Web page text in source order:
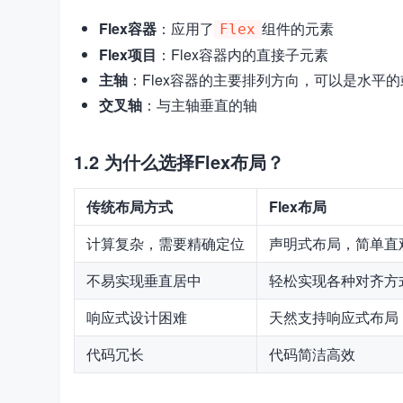
Flex容器 ：应用了 Flex 组件的元素
Flex项目 ：Flex容器内的直接子元素
主轴 ：Flex容器的主要排列方向，可以是水平
交叉轴 ：与主轴垂直的轴
1.2 为什么选择Flex布局？
传统布局方式
Flex布局
计算复杂，需要精确定位
声明式布局，简单直
不易实现垂直居中
轻松实现各种对齐方
响应式设计困难
天然支持响应式布局
代码冗长
代码简洁高效